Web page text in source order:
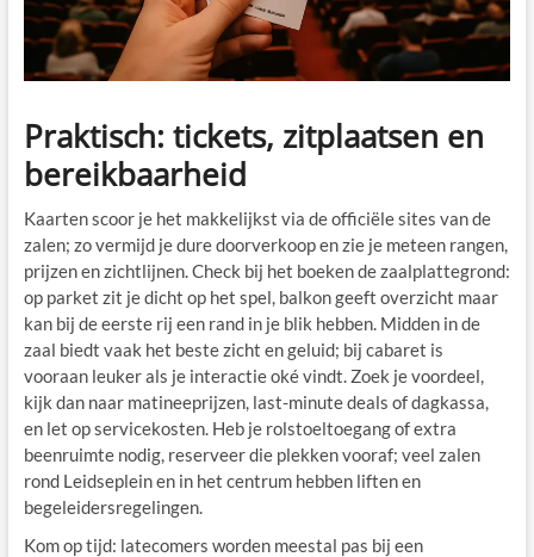
Praktisch: tickets, zitplaatsen en
bereikbaarheid
Kaarten scoor je het makkelijkst via de officiële sites van de
zalen; zo vermijd je dure doorverkoop en zie je meteen rangen,
prijzen en zichtlijnen. Check bij het boeken de zaalplattegrond:
op parket zit je dicht op het spel, balkon geeft overzicht maar
kan bij de eerste rij een rand in je blik hebben. Midden in de
zaal biedt vaak het beste zicht en geluid; bij cabaret is
vooraan leuker als je interactie oké vindt. Zoek je voordeel,
kijk dan naar matineeprijzen, last-minute deals of dagkassa,
en let op servicekosten. Heb je rolstoeltoegang of extra
beenruimte nodig, reserveer die plekken vooraf; veel zalen
rond Leidseplein en in het centrum hebben liften en
begeleidersregelingen.
Kom op tijd: latecomers worden meestal pas bij een